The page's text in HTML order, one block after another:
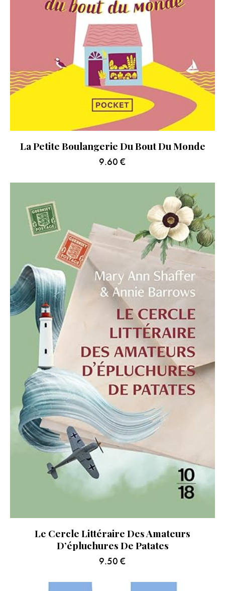
La Petite Boulangerie Du Bout Du Monde
9.60 €
Le Cercle Littéraire Des Amateurs
D’épluchures De Patates
9.50 €